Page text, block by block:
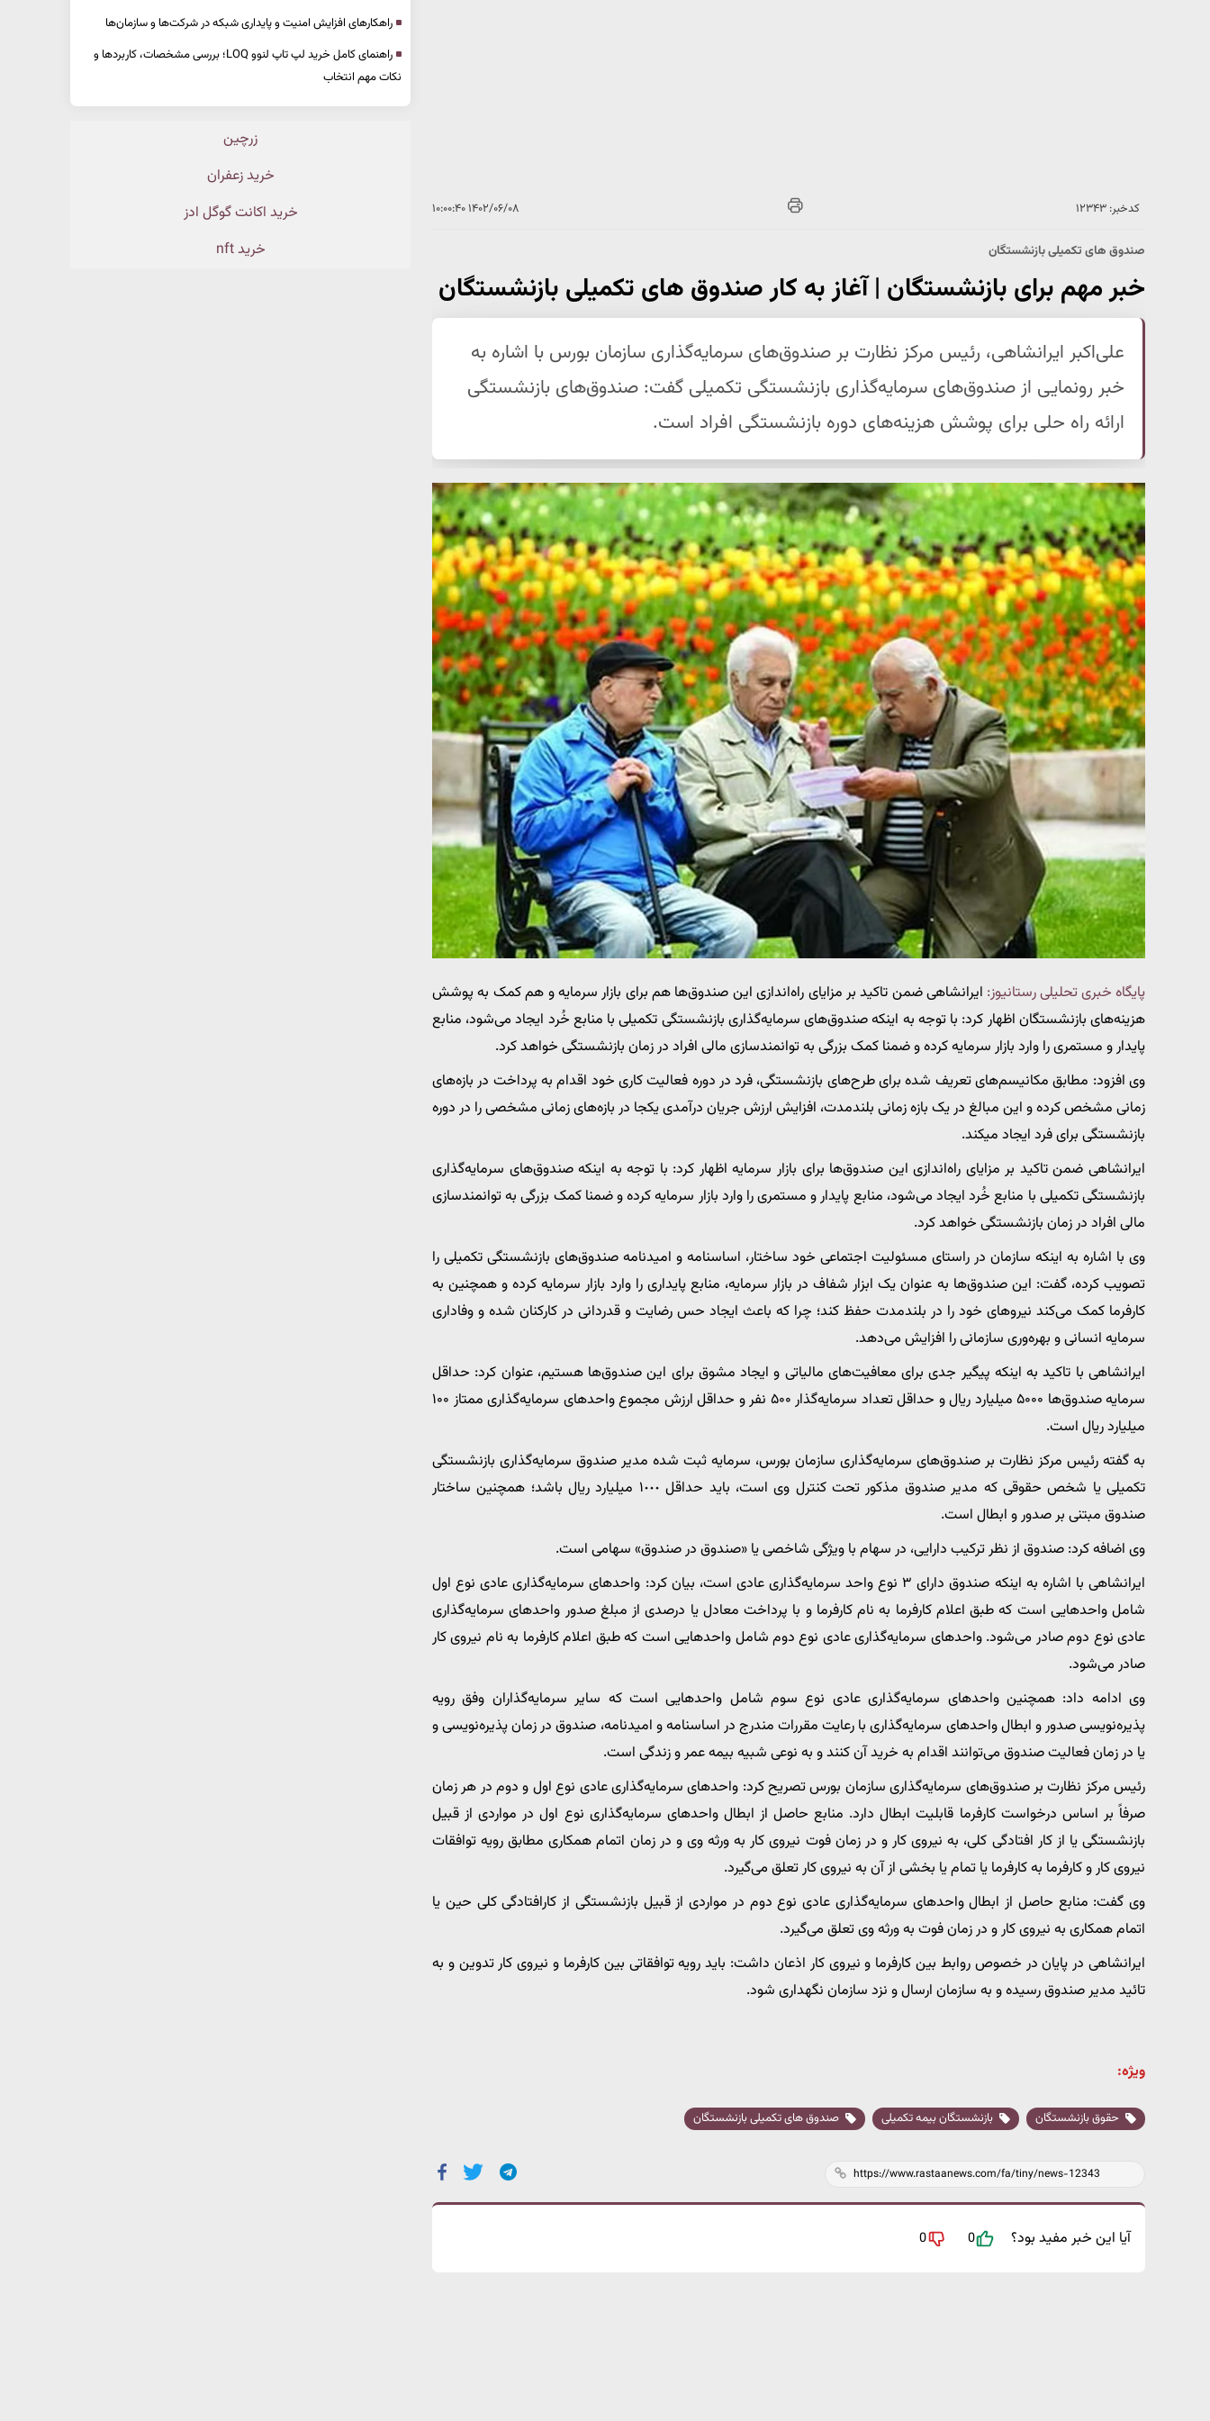
کدخبر: ۱۲۳۴۳ ۱۴۰۲/۰۶/۰۸ ۱۰:۰۰:۴۰
صندوق های تکمیلی بازنشستگان
خبر مهم برای بازنشستگان | آغاز به کار صندوق های تکمیلی بازنشستگان
علی‌اکبر ایرانشاهی، رئیس مرکز نظارت بر صندوق‌های سرمایه‌گذاری سازمان بورس با اشاره به
خبر رونمایی از صندوق‌های سرمایه‌گذاری بازنشستگی تکمیلی گفت: صندوق‌های بازنشستگی
ارائه راه حلی برای پوشش هزینه‌های دوره بازنشستگی افراد است.
پایگاه خبری تحلیلی رستانیوز: ایرانشاهی ضمن تاکید بر مزایای راه‌اندازی این صندوق‌ها هم برای بازار سرمایه و هم کمک به پوشش
هزینه‌های بازنشستگان اظهار کرد: با توجه به اینکه صندوق‌های سرمایه‌گذاری بازنشستگی تکمیلی با منابع خُرد ایجاد می‌شود، منابع
پایدار و مستمری را وارد بازار سرمایه کرده و ضمنا کمک بزرگی به توانمندسازی مالی افراد در زمان بازنشستگی خواهد کرد.
وی افزود: مطابق مکانیسم‌های تعریف شده برای طرح‌های بازنشستگی، فرد در دوره فعالیت کاری خود اقدام به پرداخت در بازه‌های
زمانی مشخص کرده و این مبالغ در یک بازه زمانی بلندمدت، افزایش ارزش جریان درآمدی یکجا در بازه‌های زمانی مشخصی را در دوره
بازنشستگی برای فرد ایجاد میکند.
ایرانشاهی ضمن تاکید بر مزایای راه‌اندازی این صندوق‌ها برای بازار سرمایه اظهار کرد: با توجه به اینکه صندوق‌های سرمایه‌گذاری
بازنشستگی تکمیلی با منابع خُرد ایجاد می‌شود، منابع پایدار و مستمری را وارد بازار سرمایه کرده و ضمنا کمک بزرگی به توانمندسازی
مالی افراد در زمان بازنشستگی خواهد کرد.
وی با اشاره به اینکه سازمان در راستای مسئولیت اجتماعی خود ساختار، اساسنامه و امیدنامه صندوق‌های بازنشستگی تکمیلی را
تصویب کرده، گفت: این صندوق‌ها به عنوان یک ابزار شفاف در بازار سرمایه، منابع پایداری را وارد بازار سرمایه کرده و همچنین به
کارفرما کمک می‌کند نیروهای خود را در بلندمدت حفظ کند؛ چرا که باعث ایجاد حس رضایت و قدردانی در کارکنان شده و وفاداری
سرمایه انسانی و بهره‌وری سازمانی را افزایش می‌دهد.
ایرانشاهی با تاکید به اینکه پیگیر جدی برای معافیت‌های مالیاتی و ایجاد مشوق برای این صندوق‌ها هستیم، عنوان کرد: حداقل
سرمایه صندوق‌ها ۵۰۰۰ میلیارد ریال و حداقل تعداد سرمایه‌گذار ۵۰۰ نفر و حداقل ارزش مجموع واحدهای سرمایه‌گذاری ممتاز ۱۰۰
میلیارد ریال است.
به گفته رئیس مرکز نظارت بر صندوق‌های سرمایه‌گذاری سازمان بورس، سرمایه ثبت شده مدیر صندوق سرمایه‌گذاری بازنشستگی
تکمیلی یا شخص حقوقی که مدیر صندوق مذکور تحت کنترل وی است، باید حداقل ١٠٠٠ میلیارد ریال باشد؛ همچنین ساختار
صندوق مبتنی بر صدور و ابطال است.
وی اضافه کرد: صندوق از نظر ترکیب دارایی، در سهام با ویژگی شاخصی یا «صندوق در صندوق» سهامی است.
ایرانشاهی با اشاره به اینکه صندوق دارای ٣ نوع واحد سرمایه‌گذاری عادی است، بیان کرد: واحدهای سرمایه‌گذاری عادی نوع اول
شامل واحدهایی است که طبق اعلام کارفرما به نام کارفرما و با پرداخت معادل یا درصدی از مبلغ صدور واحدهای سرمایه‌گذاری
عادی نوع دوم صادر می‌شود. واحدهای سرمایه‌گذاری عادی نوع دوم شامل واحدهایی است که طبق اعلام کارفرما به نام نیروی کار
صادر می‌شود.
وی ادامه داد: همچنین واحدهای سرمایه‌گذاری عادی نوع سوم شامل واحدهایی است که سایر سرمایه‌گذاران وفق رویه
پذیره‌نویسی صدور و ابطال واحدهای سرمایه‌گذاری با رعایت مقررات مندرج در اساسنامه و امیدنامه، صندوق در زمان پذیره‌نویسی و
یا در زمان فعالیت صندوق می‌توانند اقدام به خرید آن کنند و به نوعی شبیه بیمه عمر و زندگی است.
رئیس مرکز نظارت بر صندوق‌های سرمایه‌گذاری سازمان بورس تصریح کرد: واحدهای سرمایه‌گذاری عادی نوع اول و دوم در هر زمان
صرفاً بر اساس درخواست کارفرما قابلیت ابطال دارد. منابع حاصل از ابطال واحدهای سرمایه‌گذاری نوع اول در مواردی از قبیل
بازنشستگی یا از کار افتادگی کلی، به نیروی کار و در زمان فوت نیروی کار به ورثه وی و در زمان اتمام همکاری مطابق رویه توافقات
نیروی کار و کارفرما به کارفرما یا تمام یا بخشی از آن به نیروی کار تعلق می‌گیرد.
وی گفت: منابع حاصل از ابطال واحدهای سرمایه‌گذاری عادی نوع دوم در مواردی از قبیل بازنشستگی از کارافتادگی کلی حین یا
اتمام همکاری به نیروی کار و در زمان فوت به ورثه وی تعلق می‌گیرد.
ایرانشاهی در پایان در خصوص روابط بین کارفرما و نیروی کار اذعان داشت: باید رویه توافقاتی بین کارفرما و نیروی کار تدوین و به
تائید مدیر صندوق رسیده و به سازمان ارسال و نزد سازمان نگهداری ‌شود.
ویژه:
حقوق بازنشستگان بازنشستگان بیمه تکمیلی صندوق های تکمیلی بازنشستگان
آیا این خبر مفید بود؟ 0
0
راهکارهای افزایش امنیت و پایداری شبکه در شرکت‌ها و سازمان‌ها
راهنمای کامل خرید لپ تاپ لنوو LOQ؛ بررسی مشخصات، کاربردها و
نکات مهم انتخاب
زرچین
خرید زعفران
خرید اکانت گوگل ادز
خرید nft